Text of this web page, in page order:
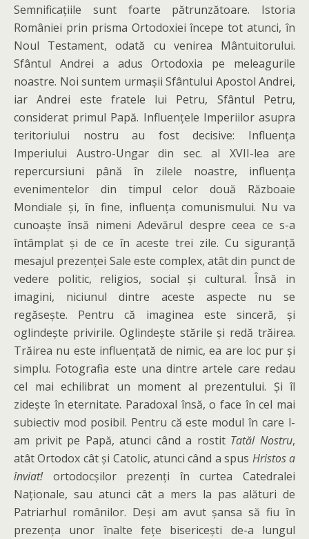
Semnificațiile sunt foarte pătrunzătoare. Istoria
României prin prisma Ortodoxiei începe tot atunci, în
Noul Testament, odată cu venirea Mântuitorului.
Sfântul Andrei a adus Ortodoxia pe meleagurile
noastre. Noi suntem urmașii Sfântului Apostol Andrei,
iar Andrei este fratele lui Petru, Sfântul Petru,
considerat primul Papă. Influențele Imperiilor asupra
teritoriului nostru au fost decisive: Influența
Imperiului Austro-Ungar din sec. al XVII-lea are
repercursiuni până în zilele noastre, influența
evenimentelor din timpul celor două Războaie
Mondiale și, în fine, influența comunismului. Nu va
cunoaște însă nimeni Adevărul despre ceea ce s-a
întâmplat și de ce în aceste trei zile. Cu siguranță
mesajul prezenței Sale este complex, atât din punct de
vedere politic, religios, social și cultural. Însă in
imagini, niciunul dintre aceste aspecte nu se
regăsește. Pentru că imaginea este sinceră, și
oglindește privirile. Oglindește stările și redă trăirea.
Trăirea nu este influențată de nimic, ea are loc pur și
simplu. Fotografia este una dintre artele care redau
cel mai echilibrat un moment al prezentului. Și îl
zidește în eternitate. Paradoxal însă, o face în cel mai
subiectiv mod posibil. Pentru că este modul în care l-
am privit pe Papă, atunci când a rostit Tatăl Nostru,
atât Ortodox cât și Catolic, atunci când a spus Hristos a
înviat!ortodocșilor prezenți în curtea Catedralei
Naționale, sau atunci cât a mers la pas alături de
Patriarhul românilor. Deși am avut șansa să fiu în
prezența unor înalte fețe bisericești de-a lungul